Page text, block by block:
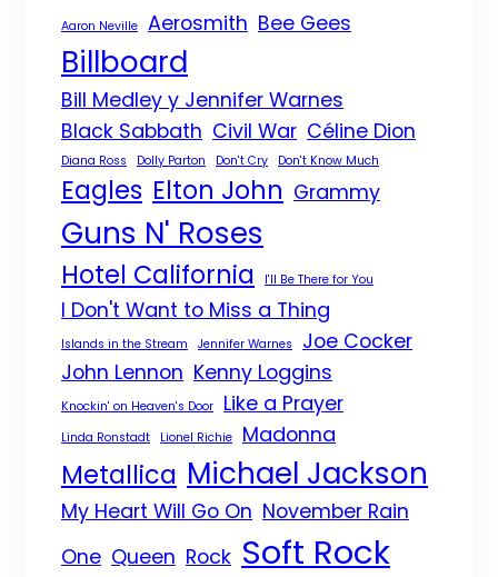
Aaron Neville Aerosmith Bee Gees
Billboard
Bill Medley y Jennifer Warnes
Black Sabbath Civil War Céline Dion
Diana Ross Dolly Parton Don't Cry Don't Know Much
Eagles Elton John Grammy
Guns N' Roses
Hotel California I'll Be There for You
I Don't Want to Miss a Thing
Islands in the Stream Jennifer Warnes
Joe Cocker
John Lennon Kenny Loggins
Knockin' on Heaven's Door Like a Prayer
Linda Ronstadt Lionel Richie Madonna
Metallica Michael Jackson
My Heart Will Go On November Rain
One Queen Rock Soft Rock